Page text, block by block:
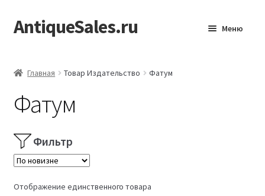
Перейти
к
Перейти
к
AntiqueSales.ru Меню
Главная Товар Издательство Фатум
Фатум
Фильтр
Отображение единственного товара